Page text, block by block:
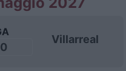
Villarreal